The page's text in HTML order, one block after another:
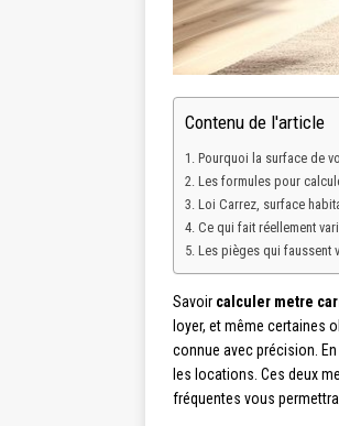
Contenu de l'article
Pourquoi la surface de
Les formules pour
Loi Carrez, surface
Ce qui fait réellement
Les pièges qui faussent
Savoir calculer metre
loyer, et même certaines
connue avec précision.
les locations. Ces deux
fréquentes vous